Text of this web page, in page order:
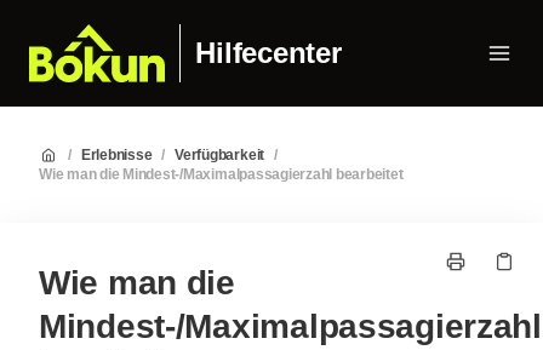
Hilfecenter
/ Erlebnisse / Verfügbarkeit /
Wie man die Mindest-/Maximalpassagierzahl bearbeitet
Wie man die
Mindest-/Maximalpassagierzahl